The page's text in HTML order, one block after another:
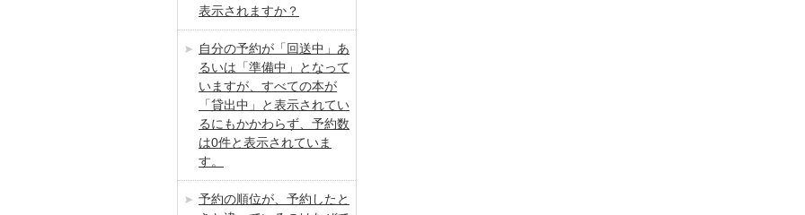
表示されますか？
自分の予約が「回送中」あ
るいは「準備中」となって
いますが、すべての本が
「貸出中」と表示されてい
るにもかかわらず、予約数
は0件と表示されていま
す。
予約の順位が、予約したと